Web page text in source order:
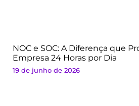
NOC e SOC: A Diferença que
Empresa 24 Horas por Dia
19 de junho de 2026